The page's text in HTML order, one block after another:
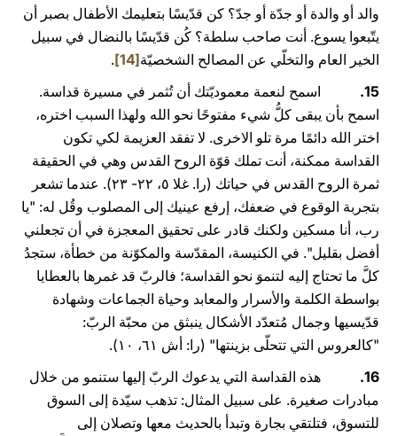
والد أو والدة أو جدّة أو جدّ؟ كن قدّيسًا بتعليمك الأطفال بصبر أن
يتّبعوا يسوع. أنت صاحب سلطة؟ كُن قدّيسًا بالنضال في سبيل
الخير العام والتخلّي عن المصالح الشخصيّة[14]
.
15.
اسمح لنعمة معموديّتك أن تُثمر في مسيرة قداسة.
اسمح بأن يبقى كلُّ شيء مفتوحًا نحو الله ولهذا السبب اختره،
اختر الله دائمًا مرة تلو الاخرى. لا تفقد العزيمة لكي تكون
القداسة ممكنة، أنت تملك قوّة الروح القدس وهي في الحقيقة
ثمرة الروح القدس في حياتك (را. غلا ٥، ۲۲- ۲۳). عندما تشعر
بتجربة الوقوع في ضعفك، إرفع عينيك إلى المصلوب وقُل له: "يا
رب، أنا مسكين ولكنك قادر على تحقيق المعجزة في أن تجعلني
أفضل بقليل". في الكنيسة، المقدّسة والمكوّنة من خطأة، ستجدُ
كلَّ ما تحتاج إليه لتنموَ نحو القداسة؛ فالربّ قد غمرها بالعطايا
بواسطة الكلمة والأسرار والمعابد وحياة الجماعات وشهادة
قدّيسيها وجمال مُتعدّد الأشكال ينبثق من محبّة الربّ:
"كالعروس التي تتحلّى بزينتها" (را: أش ٦١، ١۰).
16.
هذه القداسة التي يدعوك الربّ إليها ستنمو من خلال
مبادرات صغيرة. على سبيل المثال: تذهب سيّدة إلى السوق
للتسوق، فتلتقي بجارة وتبدأ بالحديث معها وتصلان إلى